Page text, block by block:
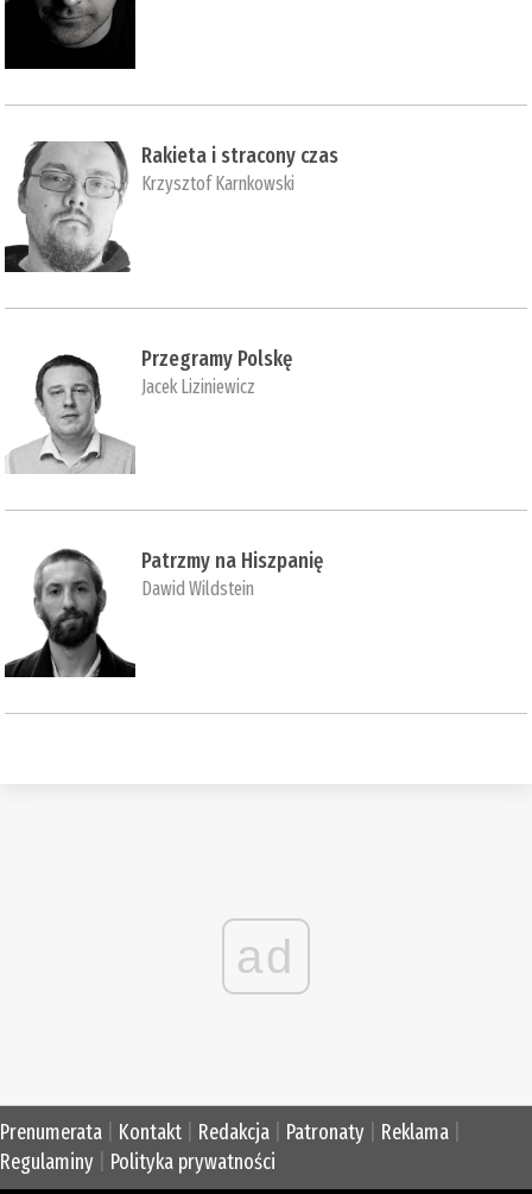
Rakieta i stracony czas
Krzysztof Karnkowski
Przegramy Polskę
Jacek Liziniewicz
Patrzmy na Hiszpanię
Dawid Wildstein
ad
Prenumerata Kontakt Redakcja Patronaty Reklama
Regulaminy
Polityka prywatności